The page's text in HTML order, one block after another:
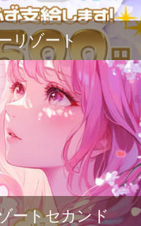
リゾート
ートセカンド